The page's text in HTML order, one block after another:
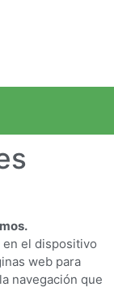
en el dispositivo
web para
navegación que